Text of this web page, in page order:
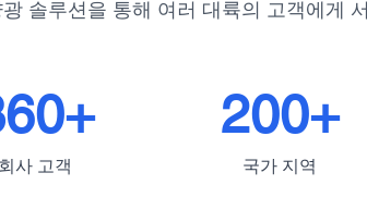
솔루션을 통해 여러 대륙의 고객에게 서
회사 고객
200+
국가 지역